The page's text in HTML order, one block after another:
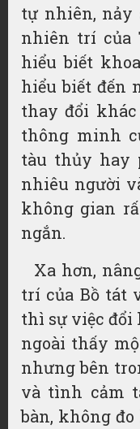
tự nhiên,
nhiên trí của
hiểu biết
hiểu biết đến
thay đổi
thông minh
tàu thủy hay
nhiêu người
không gian
ngắn.
Xa hơn,
trí của Bồ tát
thì sự việc đổi
ngoài thấy
nhưng bên
và tình cảm
bàn, không